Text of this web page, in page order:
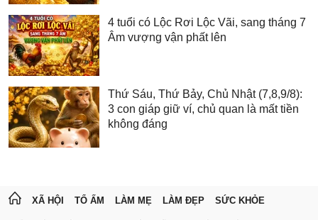
4 tuổi có Lộc Rơi Lộc Vãi, sang tháng 7
Âm vượng vận phất lên
Thứ Sáu, Thứ Bảy, Chủ Nhật (7,8,9/8):
3 con giáp giữ ví, chủ quan là mất tiền
không đáng
XÃ HỘI TỔ ẤM LÀM MẸ LÀM ĐẸP SỨC KHỎE